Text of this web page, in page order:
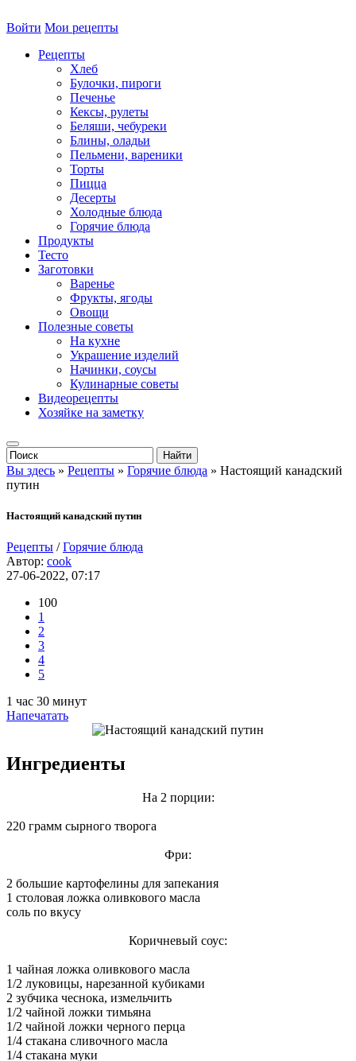
Войти Мои рецепты
Рецепты
Хлеб
Булочки, пироги
Печенье
Кексы, рулеты
Беляши, чебуреки
Блины, оладьи
Пельмени, вареники
Торты
Пицца
Десерты
Холодные блюда
Горячие блюда
Продукты
Тесто
Заготовки
Варенье
Фрукты, ягоды
Овощи
Полезные советы
На кухне
Украшение изделий
Начинки, соусы
Кулинарные советы
Видеорецепты
Хозяйке на заметку
Вы здесь » Рецепты » Горячие блюда » Настоящий канадский
путин
Настоящий канадский путин
Рецепты /Горячие блюда
Автор: cook
27-06-2022, 07:17
100
1
2
3
4
5
1 час 30 минут
Напечатать
Ингредиенты
На 2 порции:
220 грамм сырного творога
Фри:
2 большие картофелины для запекания
1 столовая ложка оливкового масла
соль по вкусу
Коричневый соус:
1 чайная ложка оливкового масла
1/2 луковицы, нарезанной кубиками
2 зубчика чеснока, измельчить
1/2 чайной ложки тимьяна
1/2 чайной ложки черного перца
1/4 стакана сливочного масла
1/4 стакана муки